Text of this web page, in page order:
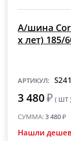
А/шина
х лет) 185/
АРТИКУЛ:
3 480₽ ( ШТ
СУММА:3 480₽
Нашли